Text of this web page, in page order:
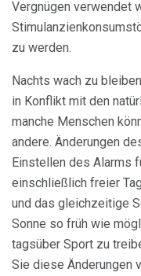
Vergnügen verwendet
zu werden.
Nachts wach zu
in Konflikt mit den
manche Menschen
andere. Änderungen
Einstellen des Alarms
einschließlich freier
und das gleichzeitige
Sonne so früh wie
tagsüber Sport zu
Sie diese Änderungen